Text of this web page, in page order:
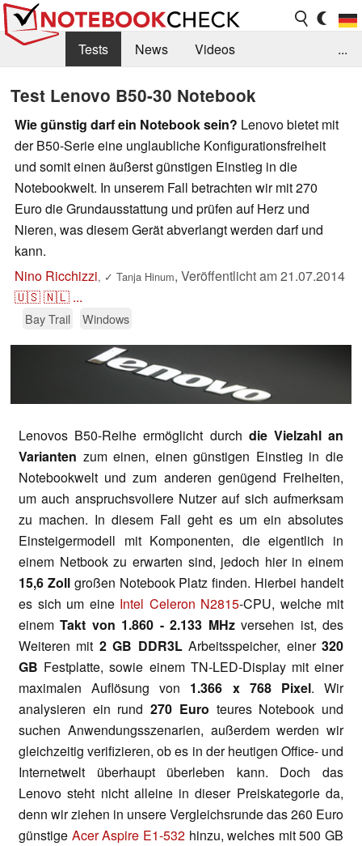
Tests News
Videos
Kaufberatung
Deals Suche
Jobs
Forum
...
Test Lenovo B50-30 Notebook
Wie günstig darf ein Notebook sein? Lenovo bietet mit
der B50-Serie eine unglaubliche Konfigurationsfreiheit
und somit einen äußerst günstigen Einstieg in die
Notebookwelt. In unserem Fall betrachten wir mit 270
Euro die Grundausstattung und prüfen auf Herz und
Nieren, was diesem Gerät abverlangt werden darf und
kann.
Nino Ricchizzi, ✓ Tanja Hinum, Veröffentlicht am21.07.2014
🇺🇸🇳🇱 ...
Bay Trail Windows
Lenovos B50-Reihe ermöglicht durch die Vielzahl an
Varianten zum einen, einen günstigen Einstieg in die
Notebookwelt und zum anderen genügend Freiheiten,
um auch anspruchsvollere Nutzer auf sich aufmerksam
zu machen. In diesem Fall geht es um ein absolutes
Einsteigermodell mit Komponenten, die eigentlich in
einem Netbook zu erwarten sind, jedoch hier in einem
15,6 Zollgroßen Notebook Platz finden. Hierbei handelt
es sich um eine Intel Celeron N2815-CPU, welche mit
einemTakt von 1.860 - 2.133 MHzversehen ist, des
Weiteren mit 2 GB DDR3LArbeitsspeicher, einer320
GB Festplatte, sowie einem TN-LED-Display mit einer
maximalen Auflösung von 1.366 x 768 Pixel. Wir
analysieren ein rund270 Euro teures Notebook und
suchen Anwendungsszenarien, außerdem werden wir
gleichzeitig verifizieren, ob es in der heutigen Office- und
Internetwelt überhaupt überleben kann. Doch das
Lenovo steht nicht alleine in dieser Preiskategorie da,
denn wir ziehen in unsere Vergleichsrunde das 260 Euro
günstige Acer Aspire E1-532hinzu, welches mit 500 GB